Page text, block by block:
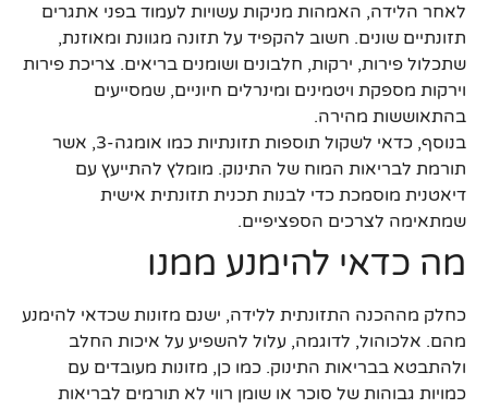
לאחר הלידה, האמהות מניקות עשויות לעמוד בפני אתגרים
תזונתיים שונים. חשוב להקפיד על תזונה מגוונת ומאוזנת,
שתכלול פירות, ירקות, חלבונים ושומנים בריאים. צריכת פירות
וירקות מספקת ויטמינים ומינרלים חיוניים, שמסייעים
בהתאוששות מהירה.
בנוסף, כדאי לשקול תוספות תזונתיות כמו אומגה-3, אשר
תורמת לבריאות המוח של התינוק. מומלץ להתייעץ עם
דיאטנית מוסמכת כדי לבנות תכנית תזונתית אישית
שמתאימה לצרכים הספציפיים.
מה כדאי להימנע ממנו
כחלק מההכנה התזונתית ללידה, ישנם מזונות שכדאי להימנע
מהם. אלכוהול, לדוגמה, עלול להשפיע על איכות החלב
ולהתבטא בבריאות התינוק. כמו כן, מזונות מעובדים עם
כמויות גבוהות של סוכר או שומן רווי לא תורמים לבריאות